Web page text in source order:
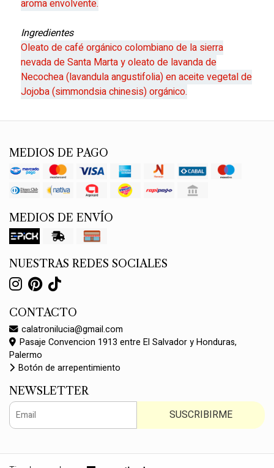
aroma envolvente.
Ingredientes
Oleato de café orgánico colombiano de la sierra
nevada de Santa Marta y oleato de lavanda de
Necochea (lavandula angustifolia) en aceite vegetal de
Jojoba (simmondsia chinesis) orgánico.
MEDIOS DE PAGO
MEDIOS DE ENVÍO
NUESTRAS REDES SOCIALES
CONTACTO
calatronilucia@gmail.com
Pasaje Convencion 1913 entre El Salvador y Honduras,
Palermo
Botón de arrepentimiento
NEWSLETTER
SUSCRIBIRME